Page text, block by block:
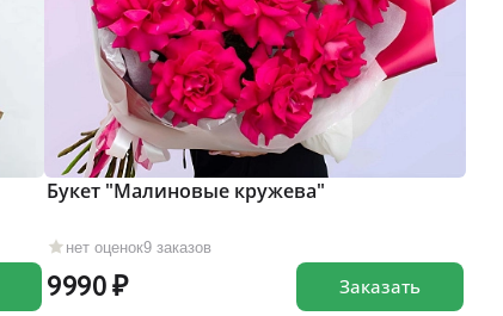
нет оценок9 заказов
Букет "Малиновые кружева"
9990 Заказать